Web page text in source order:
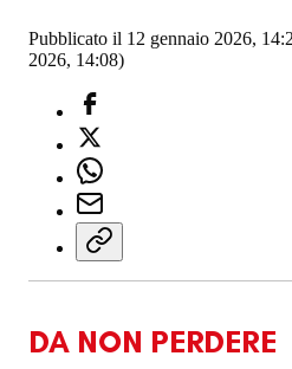
Pubblicato il 12 gennaio 2026,
2026, 14:08)
DA NON PERDERE